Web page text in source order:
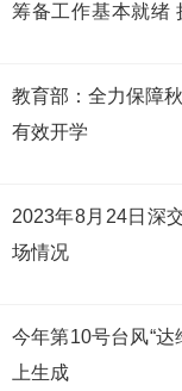
筹备工作基本就绪
教育部：全力保障
有效开学
2023年8月24日深
场情况
今年第10号台风“达
上生成